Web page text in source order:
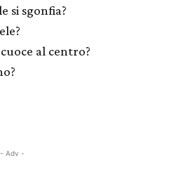
si sgonfia?
al centro?
- Adv -